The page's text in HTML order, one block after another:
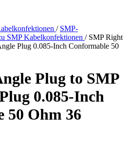
/ SMP-
SMP Kabelkonfektionen / SMP Right
Plug 0.085-Inch Conformable 50
Plug to SMP
0.085-Inch
50 Ohm 36